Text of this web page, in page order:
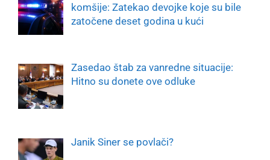
komšije: Zatekao devojke koje su bile
zatočene deset godina u kući
Zasedao štab za vanredne situacije:
Hitno su donete ove odluke
Janik Siner se povlači?